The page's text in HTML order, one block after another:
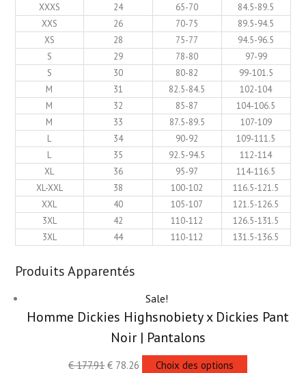
XXXS
24 65-70
84.5-89.5
XXS
26 70-75
89.5-94.5
XS
28 75-77
94.5-96.5
S
29 78-80
97-99
S
30 80-82
99-101.5
M
31 82.5-84.5
102-104
M
32 85-87
104-106.5
M
33 87.5-89.5
107-109
L
34 90-92
109-111.5
L
35 92.5-94.5
112-114
XL
36 95-97
114-116.5
XL-XXL
38 100-102
116.5-121.5
XXL
40 105-107
121.5-126.5
3XL
42 110-112
126.5-131.5
3XL
44 110-112 131.5-136.5
Produits Apparentés
Sale!
Homme Dickies Highsnobiety x Dickies Pant
Noir | Pantalons
€177.91 € 78.26 Choix des options